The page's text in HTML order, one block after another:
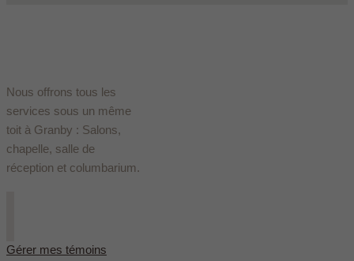
Nous offrons tous les
services sous un même
toit à Granby : Salons,
chapelle, salle de
réception et columbarium.
Gérer mes témoins